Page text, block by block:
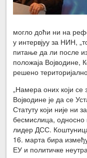
могло доћи ни на
у интервјуу за НИН,
питање да ли после
положаја Војводине,
решено
„Намера оних који се
Војводине је да се
Статуту који није ни
бесмислица, односно
лидер ДСС.
16. марта бира
ЕУ и политичке